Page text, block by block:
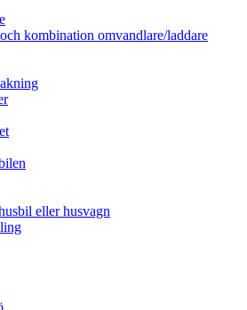
kombination omvandlare/laddare
eller husvagn